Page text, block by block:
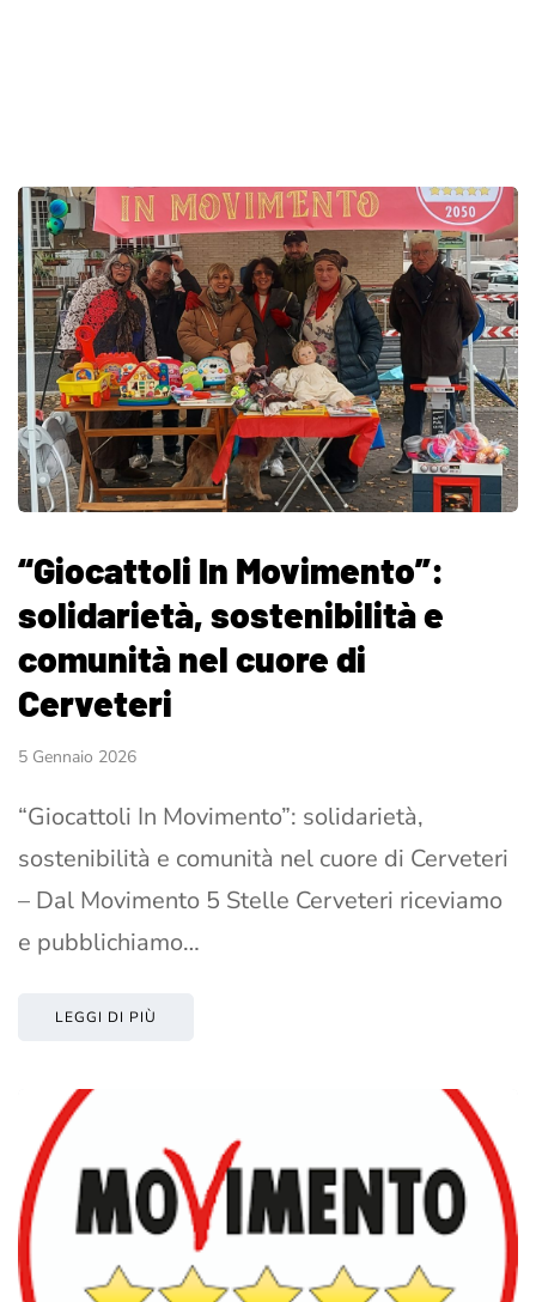
“Giocattoli In Movimento”:
solidarietà, sostenibilità e
comunità nel cuore di
Cerveteri
5 Gennaio 2026
“Giocattoli In Movimento”: solidarietà,
sostenibilità e comunità nel cuore di Cerveteri
– Dal Movimento 5 Stelle Cerveteri riceviamo
e pubblichiamo…
LEGGI DI PIÙ